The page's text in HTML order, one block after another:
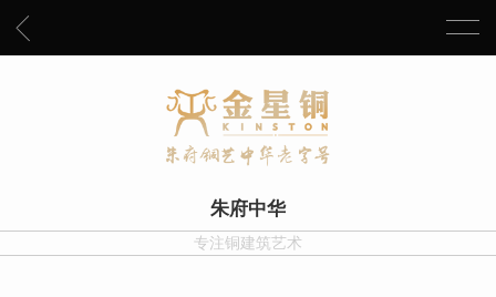
朱府中华
专注铜建筑艺术